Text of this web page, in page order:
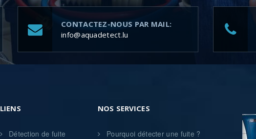
CONTACTEZ-NOUS PAR MAIL:
info@aquadetect.lu
LIENS
Détection de fuite
NOS SERVICES
Pourquoi détecter une fuite ?